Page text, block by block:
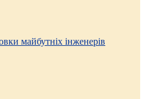
майбутніх інженерів